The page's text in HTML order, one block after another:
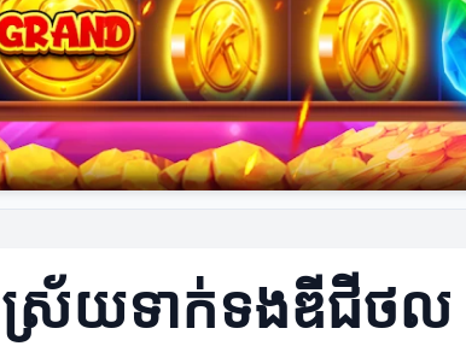
ាស្រ័យទាក់ទងឌីជីថល